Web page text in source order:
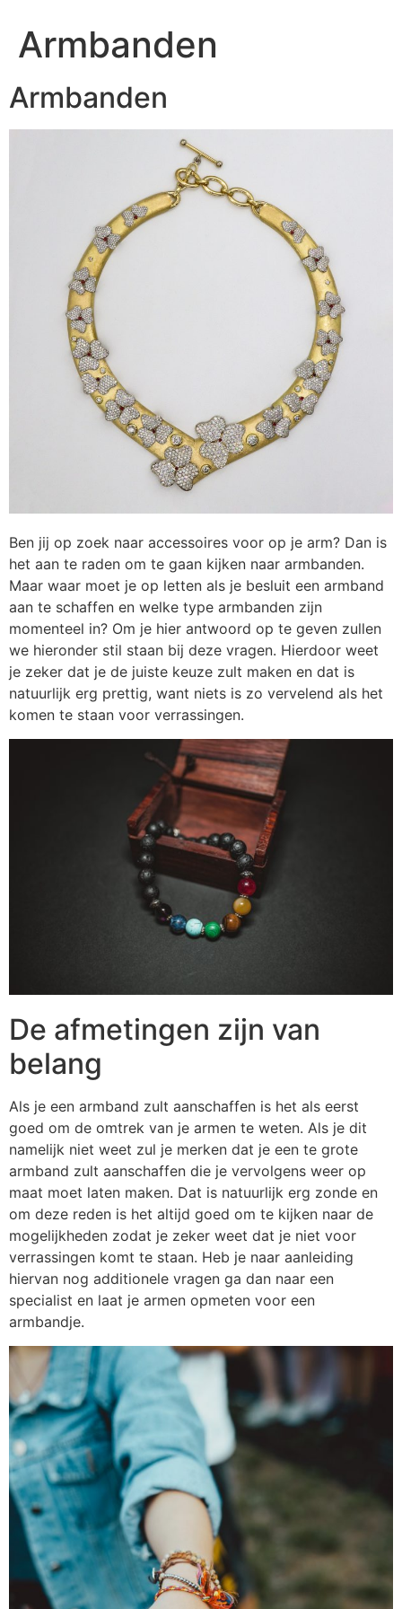
Armbanden
Armbanden
Ben jij op zoek naar accessoires voor op je arm? Dan is
het aan te raden om te gaan kijken naar armbanden.
Maar waar moet je op letten als je besluit een armband
aan te schaffen en welke type armbanden zijn
momenteel in? Om je hier antwoord op te geven zullen
we hieronder stil staan bij deze vragen. Hierdoor weet
je zeker dat je de juiste keuze zult maken en dat is
natuurlijk erg prettig, want niets is zo vervelend als het
komen te staan voor verrassingen.
De afmetingen zijn van
belang
Als je een armband zult aanschaffen is het als eerst
goed om de omtrek van je armen te weten. Als je dit
namelijk niet weet zul je merken dat je een te grote
armband zult aanschaffen die je vervolgens weer op
maat moet laten maken. Dat is natuurlijk erg zonde en
om deze reden is het altijd goed om te kijken naar de
mogelijkheden zodat je zeker weet dat je niet voor
verrassingen komt te staan. Heb je naar aanleiding
hiervan nog additionele vragen ga dan naar een
specialist en laat je armen opmeten voor een
armbandje.